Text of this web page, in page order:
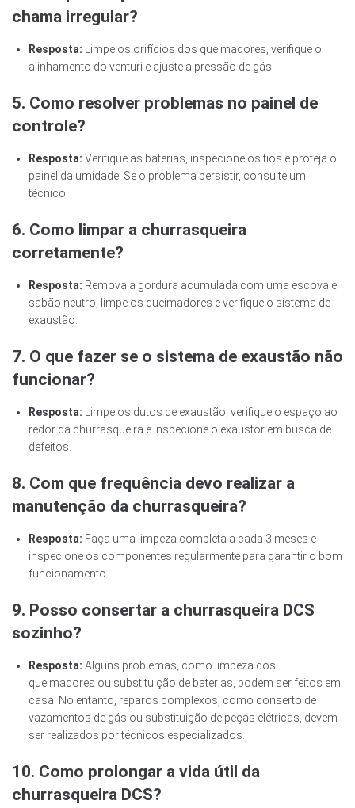
chama irregular?
Resposta: Limpe os orifícios dos queimadores, verifique o
alinhamento do venturi e ajuste a pressão de gás.
5. Como resolver problemas no painel de
controle?
Resposta: Verifique as baterias, inspecione os fios e proteja o
painel da umidade. Se o problema persistir, consulte um
técnico.
6. Como limpar a churrasqueira
corretamente?
Resposta: Remova a gordura acumulada com uma escova e
sabão neutro, limpe os queimadores e verifique o sistema de
exaustão.
7. O que fazer se o sistema de exaustão não
funcionar?
Resposta: Limpe os dutos de exaustão, verifique o espaço ao
redor da churrasqueira e inspecione o exaustor em busca de
defeitos.
8. Com que frequência devo realizar a
manutenção da churrasqueira?
Resposta: Faça uma limpeza completa a cada 3 meses e
inspecione os componentes regularmente para garantir o bom
funcionamento.
9. Posso consertar a churrasqueira DCS
sozinho?
Resposta: Alguns problemas, como limpeza dos
queimadores ou substituição de baterias, podem ser feitos em
casa. No entanto, reparos complexos, como conserto de
vazamentos de gás ou substituição de peças elétricas, devem
ser realizados por técnicos especializados.
10. Como prolongar a vida útil da
churrasqueira DCS?